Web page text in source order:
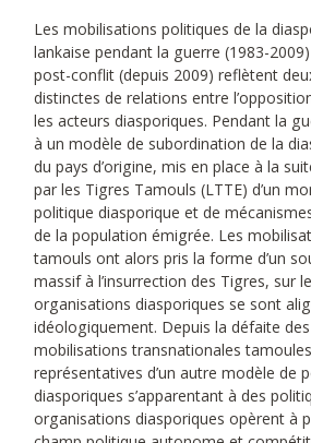
Les mobilisations politiques de la
lankaise pendant la guerre (1983-
post-conflit (depuis 2009) reflètent
distinctes de relations entre
les acteurs diasporiques. Pendant la
à un modèle de subordination de la
du pays d’origine, mis en place à la
par les Tigres Tamouls (LTTE) d’un
politique diasporique et de
de la population émigrée. Les
tamouls ont alors pris la forme d’un
massif à l’insurrection des Tigres, sur
organisations diasporiques se sont
idéologiquement. Depuis la défaite
mobilisations transnationales
représentatives d’un autre modèle de
diasporiques s’apparentant à des
organisations diasporiques opèrent à